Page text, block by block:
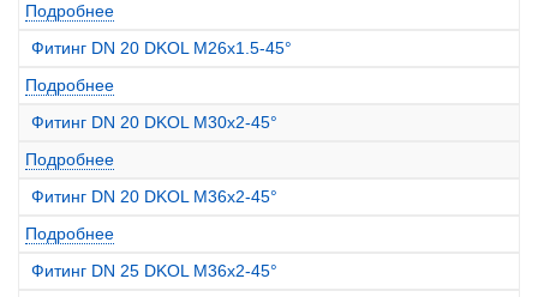
Подробнее
Фитинг DN 20 DKOL M26x1.5-45°
Подробнее
Фитинг DN 20 DKOL M30x2-45°
Подробнее
Фитинг DN 20 DKOL M36x2-45°
Подробнее
Фитинг DN 25 DKOL M36x2-45°